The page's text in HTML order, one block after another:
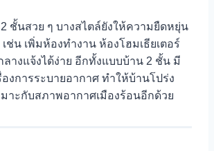
ชั้นสวย ๆ บางสไตล์ยังให้ความยืดหยุ่น
ช่น เพิ่มห้องทำงาน ห้องโฮมเธียเตอร์
างแจ้งได้ง่าย อีกทั้งแบบบ้าน 2 ชั้น มี
องการระบายอากาศ ทำให้บ้านโปร่ง
มาะกับสภาพอากาศเมืองร้อนอีกด้วย